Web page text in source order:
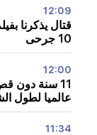
12:09
قتال يذكرنا
10 جرحى
12:00
11 سنة دون
عالميا لطول
11:34